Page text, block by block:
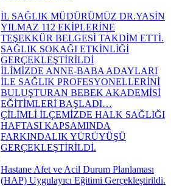
İL SAĞLIK MÜDÜRÜMÜZ DR.YASİN
YILMAZ 112 EKİPLERİNE
TEŞEKKÜR BELGESİ TAKDİM ETTİ.
SAĞLIK SOKAĞI ETKİNLİĞİ
GERÇEKLEŞTİRİLDİ
İLİMİZDE ANNE-BABA ADAYLARI
İLE SAĞLIK PROFESYONELLERİNİ
BULUŞTURAN BEBEK AKADEMİSİ
EĞİTİMLERİ BAŞLADI…
ÇİLİMLİ İLÇEMİZDE HALK SAĞLIĞI
HAFTASI KAPSAMINDA
FARKINDALIK YÜRÜYÜŞÜ
GERÇEKLEŞTİRİLDİ.
Hastane Afet ve Acil Durum Planlaması
(HAP) Uygulayıcı Eğitimi Gerçekleştirildi.